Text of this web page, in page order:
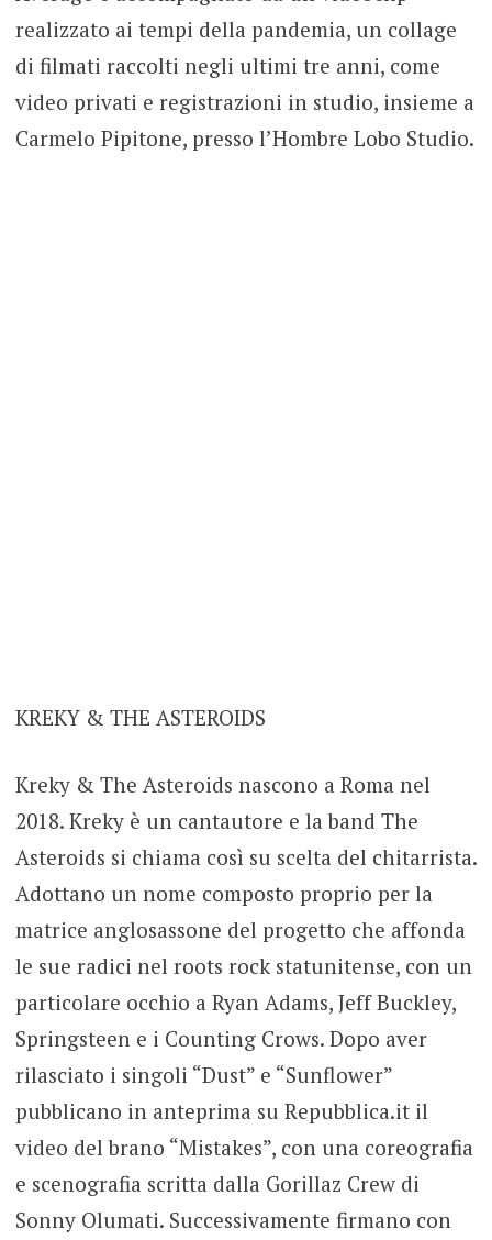
realizzato ai tempi della pandemia, un collage
di filmati raccolti negli ultimi tre anni, come
video privati e registrazioni in studio, insieme a
Carmelo Pipitone, presso l’Hombre Lobo Studio.
KREKY & THE ASTEROIDS
Kreky & The Asteroids nascono a Roma nel
2018. Kreky è un cantautore e la band The
Asteroids si chiama così su scelta del chitarrista.
Adottano un nome composto proprio per la
matrice anglosassone del progetto che affonda
le sue radici nel roots rock statunitense, con un
particolare occhio a Ryan Adams, Jeff Buckley,
Springsteen e i Counting Crows. Dopo aver
rilasciato i singoli “Dust” e “Sunflower”
pubblicano in anteprima su Repubblica.it il
video del brano “Mistakes”, con una coreografia
e scenografia scritta dalla Gorillaz Crew di
Sonny Olumati. Successivamente firmano con